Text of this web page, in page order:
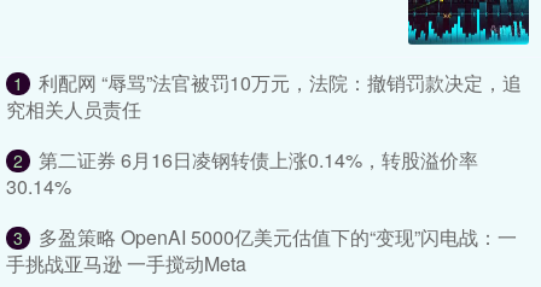
1
利配网 “辱骂”法官被罚10万元，法院：撤销罚款决定，追
究相关人员责任
2
第二证券 6月16日凌钢转债上涨0.14%，转股溢价率
30.14%
3
多盈策略 OpenAI 5000亿美元估值下的“变现”闪电战：一
手挑战亚马逊 一手搅动Meta